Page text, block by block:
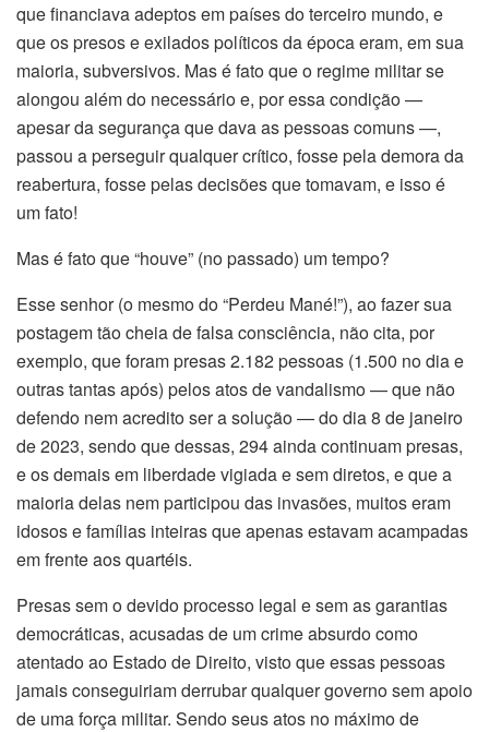
que financiava adeptos em países do terceiro mundo, e
que os presos e exilados políticos da época eram, em sua
maioria, subversivos. Mas é fato que o regime militar se
alongou além do necessário e, por essa condição —
apesar da segurança que dava as pessoas comuns —,
passou a perseguir qualquer crítico, fosse pela demora da
reabertura, fosse pelas decisões que tomavam, e isso é
um fato!
Mas é fato que “houve” (no passado) um tempo?
Esse senhor (o mesmo do “Perdeu Mané!”), ao fazer sua
postagem tão cheia de falsa consciência, não cita, por
exemplo, que foram presas 2.182 pessoas (1.500 no dia e
outras tantas após) pelos atos de vandalismo — que não
defendo nem acredito ser a solução — do dia 8 de janeiro
de 2023, sendo que dessas, 294 ainda continuam presas,
e os demais em liberdade vigiada e sem diretos, e que a
maioria delas nem participou das invasões, muitos eram
idosos e famílias inteiras que apenas estavam acampadas
em frente aos quartéis.
Presas sem o devido processo legal e sem as garantias
democráticas, acusadas de um crime absurdo como
atentado ao Estado de Direito, visto que essas pessoas
jamais conseguiriam derrubar qualquer governo sem apoio
de uma força militar. Sendo seus atos no máximo de